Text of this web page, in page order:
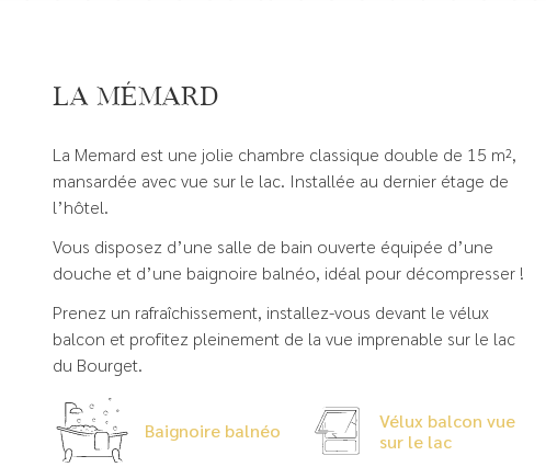
La Mémard
La Memard est une jolie chambre classique double de 15 m²,
mansardée avec vue sur le lac. Installée au dernier étage de
l’hôtel.
Vous disposez d’une salle de bain ouverte équipée d’une
douche et d’une baignoire balnéo, idéal pour décompresser !
Prenez un rafraîchissement, installez-vous devant le vélux
balcon et profitez pleinement de la vue imprenable sur le lac
du Bourget.
Baignoire balnéo
Vélux balcon vue
sur le lac